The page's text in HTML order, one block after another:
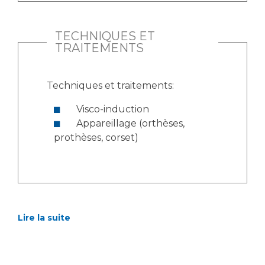
TECHNIQUES ET
TRAITEMENTS
Techniques et traitements:
Visco-induction
prothèses, corset)
Lire la suite